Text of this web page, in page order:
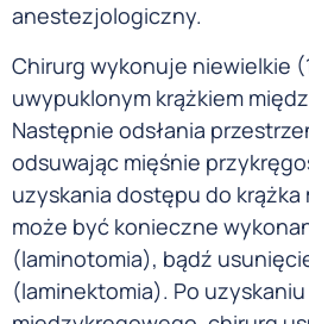
anestezjologiczny.
Chirurg wykonuje niewielkie
uwypuklonym krążkiem
Następnie odsłania
odsuwając mięśnie
uzyskania dostępu do
może być konieczne
(laminotomia), bądź
(laminektomia). Po